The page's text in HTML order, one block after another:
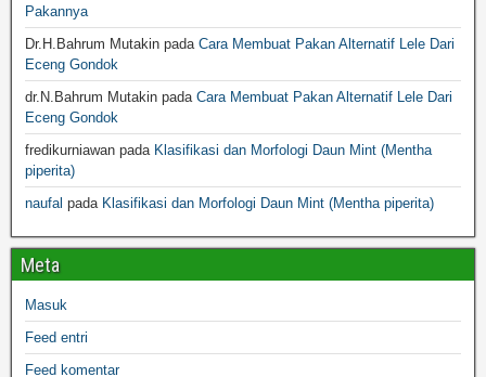
Pakannya
Dr.H.Bahrum Mutakin pada Cara Membuat Pakan Alternatif Lele Dari
Eceng Gondok
dr.N.Bahrum Mutakin pada Cara Membuat Pakan Alternatif Lele Dari
Eceng Gondok
fredikurniawan pada Klasifikasi dan Morfologi Daun Mint (Mentha
piperita)
naufal pada Klasifikasi dan Morfologi Daun Mint (Mentha piperita)
Meta
Masuk
Feed entri
Feed komentar